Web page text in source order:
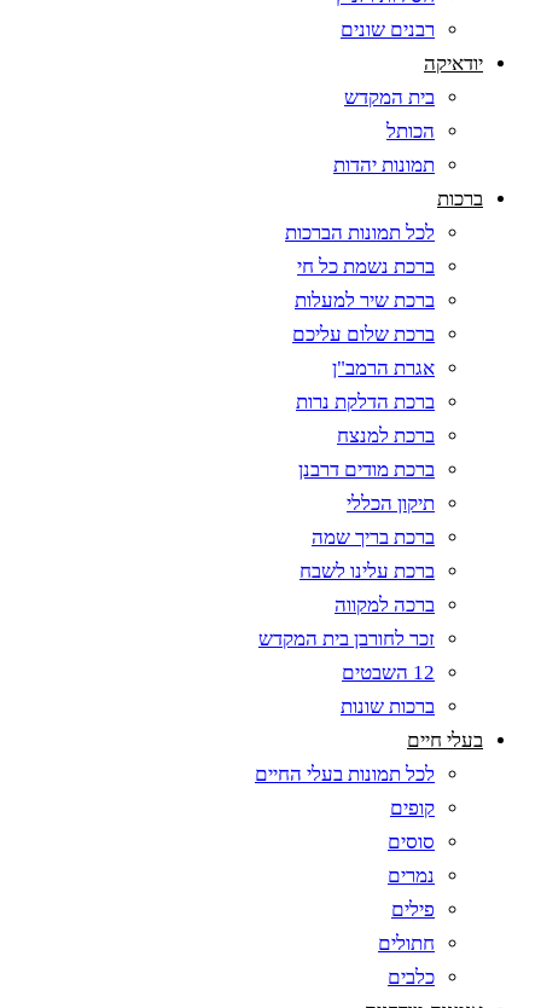
רבנים שונים
יודאיקה
בית המקדש
הכותל
תמונות יהדות
ברכות
לכל תמונות הברכות
ברכת נשמת כל חי
ברכת שיר למעלות
ברכת שלום עליכם
אגרת הרמב"ן
ברכת הדלקת נרות
ברכת למנצח
ברכת מודים דרבנן
תיקון הכללי
ברכת בריך שמה
ברכת עלינו לשבח
ברכה למקווה
זכר לחורבן בית המקדש
12 השבטים
ברכות שונות
בעלי חיים
לכל תמונות בעלי החיים
קופים
סוסים
נמרים
פילים
חתולים
כלבים